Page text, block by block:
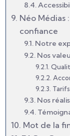
Néo Médias
confiance
Notre
Nos
Nos
Mot de la